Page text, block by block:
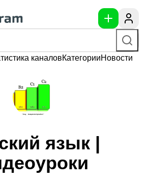
каналовКатегорииНовости
язык |